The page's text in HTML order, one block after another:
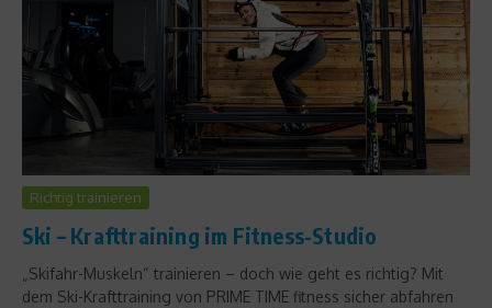
Richtig trainieren
Ski – Krafttraining im Fitness-Studio
„Skifahr-Muskeln“ trainieren – doch wie geht es richtig? Mit
dem Ski-Krafttraining von PRIME TIME fitness sicher abfahren